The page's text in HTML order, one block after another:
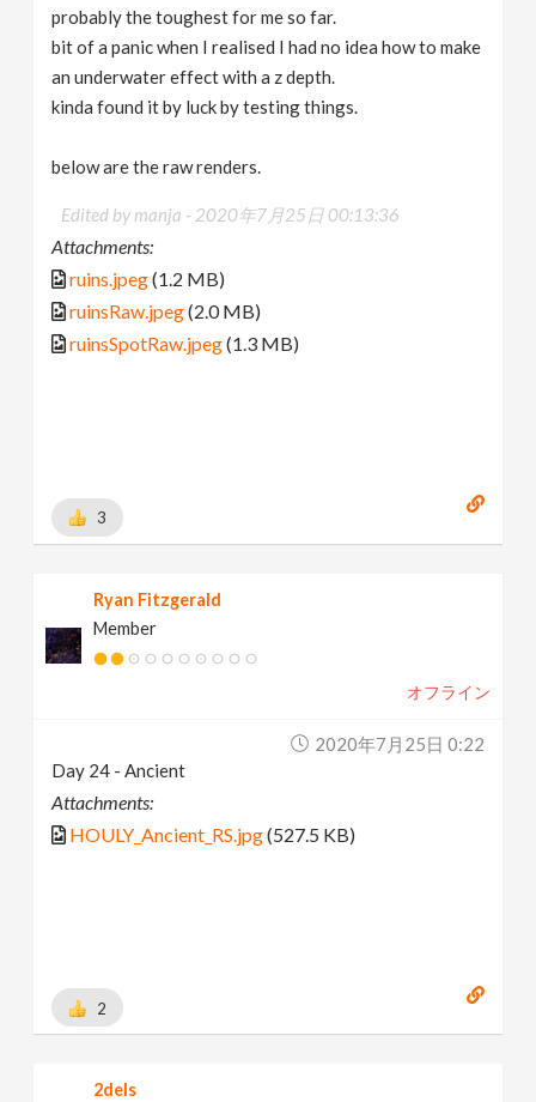
probably the toughest for me so far.
bit of a panic when I realised I had no idea how to make
an underwater effect with a z depth.
kinda found it by luck by testing things.
below are the raw renders.
Edited by manja - 2020年7月25日 00:13:36
Attachments:
ruins.jpeg(1.2 MB)
ruinsRaw.jpeg(2.0 MB)
ruinsSpotRaw.jpeg(1.3 MB)
3
Ryan Fitzgerald
Member
オフライン
2020年7月25日 0:22
Day 24 - Ancient
Attachments:
HOULY_Ancient_RS.jpg(527.5 KB)
2
2dels